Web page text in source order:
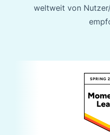
Aufgrund unserer
sofort um das
Chief
Electronic-
weltweit von